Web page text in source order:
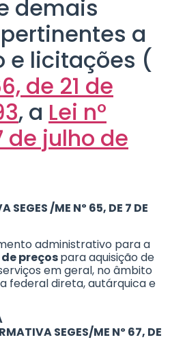
demais
a
e licitações (
de 21 de
, a Lei nº
de julho de
SEGES /ME Nº 65, DE 7 DE
administrativo para a
preçospara aquisição de
em geral, no âmbito
federal direta, autárquica e
SEGES/ME Nº 67, DE